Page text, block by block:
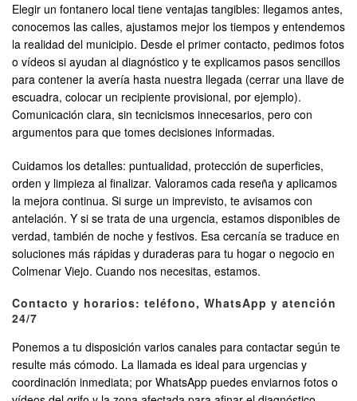
Elegir un fontanero local tiene ventajas tangibles: llegamos antes,
conocemos las calles, ajustamos mejor los tiempos y entendemos
la realidad del municipio. Desde el primer contacto, pedimos fotos
o vídeos si ayudan al diagnóstico y te explicamos pasos sencillos
para contener la avería hasta nuestra llegada (cerrar una llave de
escuadra, colocar un recipiente provisional, por ejemplo).
Comunicación clara, sin tecnicismos innecesarios, pero con
argumentos para que tomes decisiones informadas.
Cuidamos los detalles: puntualidad, protección de superficies,
orden y limpieza al finalizar. Valoramos cada reseña y aplicamos
la mejora continua. Si surge un imprevisto, te avisamos con
antelación. Y si se trata de una urgencia, estamos disponibles de
verdad, también de noche y festivos. Esa cercanía se traduce en
soluciones más rápidas y duraderas para tu hogar o negocio en
Colmenar Viejo. Cuando nos necesitas, estamos.
Contacto y horarios: teléfono, WhatsApp y atención
24/7
Ponemos a tu disposición varios canales para contactar según te
resulte más cómodo. La llamada es ideal para urgencias y
coordinación inmediata; por WhatsApp puedes enviarnos fotos o